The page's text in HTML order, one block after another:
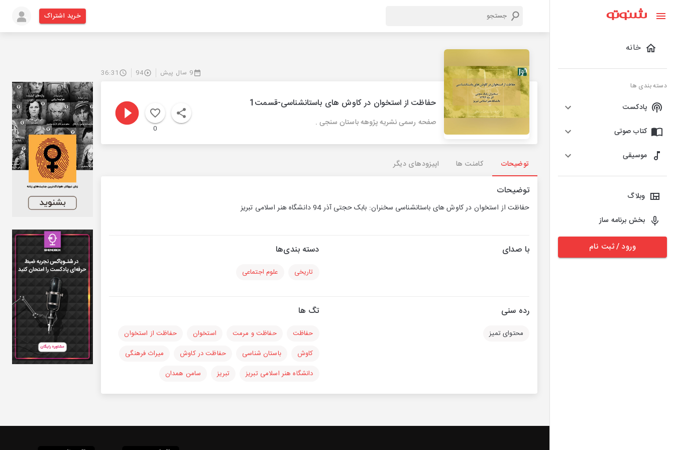
خانه
دسته بندی ها
پادکست
کتاب صوتی
موسیقی
وبلاگ
بخش برنامه ساز
ورود / ثبت نام
خرید اشتراک
9 سال پیش 94
36:31
حفاظت از استخوان در کاوش های باستانشناسی-قسمت1
صفحه رسمی نشریه پژوهه باستان سنجی .
0
توضیحات کامنت ها اپیزودهای دیگر
توضیحات
حفاظت از استخوان در کاوش های باستانشناسی سخنران: بابک حجتی آذر 94 دانشگاه هنر اسلامی تبریز
با صدای دسته بندی‌ها
تاریخی علوم اجتماعی
رده سنی
محتوای تمیز
تگ ها
حفاظت حفاظت و مرمت استخوان
حفاظت از استخوان
کاوش
باستان شناسی حفاظت در کاوش
میراث فرهنگی
دانشگاه هنر اسلامی تبریز
تبریز سامن همدان